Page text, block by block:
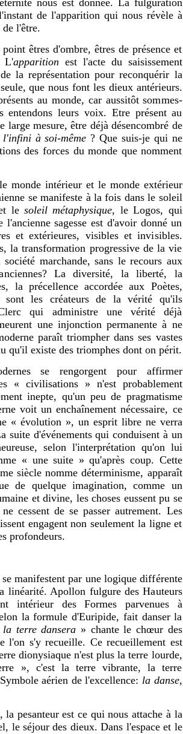
nous est donnée. La fulguration
de l'apparition qui nous révèle à
de l'être.
êtres d'ombre, êtres de présence et
L'apparition est l'acte du saisissement
la représentation pour reconquérir la
que nous font les dieux antérieurs.
au monde, car aussitôt sommes-
entendons leurs voix. Etre présent au
large mesure, être déjà désencombré de
l'infini à soi-même ? Que suis-je qui ne
des forces du monde que nomment
monde intérieur et le monde extérieur
se manifeste à la fois dans le soleil
et lesoleil métaphysique, le Logos, qui
sagesse est d'avoir donné un
et extérieures, visibles et invisibles.
la transformation progressive de la vie
marchande, sans le recours aux
La diversité, la liberté, la
la précellence accordée aux Poètes,
sont les créateurs de la vérité qu'ils
qui administre une vérité déjà
une injonction permanente à ne
paraît triompher dans ses vastes
qu'il existe des triomphes dont on périt.
se rengorgent pour affirmer
« civilisations » n'est probablement
inepte, qu'un peu de pragmatisme
voit un enchaînement nécessaire, ce
« évolution », un esprit libre ne verra
suite d'événements qui conduisent à un
selon l'interprétation qu'on lui
« une suite » qu'après coup. Cette
siècle nomme déterminisme, apparaît
de quelque imagination, comme un
et divine, les choses eussent pu se
cessent de se passer autrement. Les
engagent non seulement la ligne et
profondeurs.
manifestent par une logique différente
linéarité. Apollon fulgure des Hauteurs
intérieur des Formes parvenues à
la formule d'Euripide, fait danser la
terre dansera » chante le chœur des
l'on s'y recueille. Ce recueillement est
dionysiaque n'est plus la terre lourde,
», c'est la terre vibrante, la terre
aérien de l'excellence: la danse,
pesanteur est ce qui nous attache à la
le séjour des dieux. Dans l'espace et le